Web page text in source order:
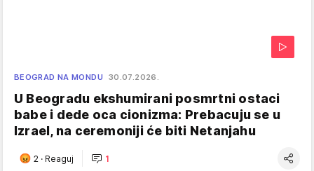
BEOGRAD NA MONDU 30.07.2026.
U Beogradu ekshumirani posmrtni ostaci
babe i dede oca cionizma: Prebacuju se u
Izrael, na ceremoniji će biti Netanjahu
2 · Reaguj 1